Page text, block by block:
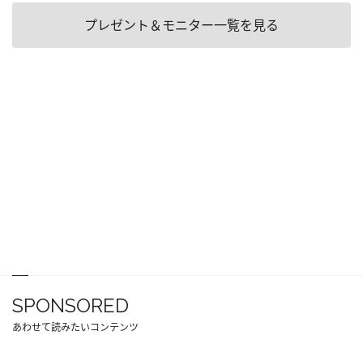
プレゼント＆モニター一覧を見る
SPONSORED
あわせて読みたいコンテンツ